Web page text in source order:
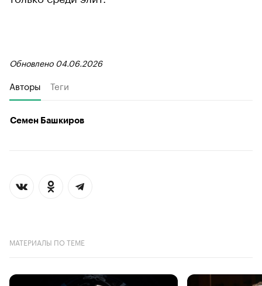
Обновлено 04.06.2026
Авторы Теги
Семен Башкиров
МАТЕРИАЛЫ ПО ТЕМЕ